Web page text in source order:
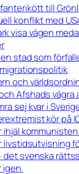
till
konflikt med
visa vägen
stad som
och
Afshads vägra
sej kvar i
kör på
ihjäl kommunisten
livstidsutvisning
det svenska
igen.